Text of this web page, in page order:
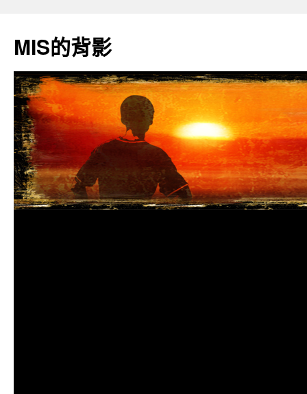
主
要
容
MIS的背影